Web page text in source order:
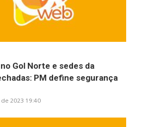
Gol Norte e sedes da
PM define segurança
2023 19:40